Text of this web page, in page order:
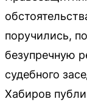
поручились,
безупречную
судебного
Хабиров